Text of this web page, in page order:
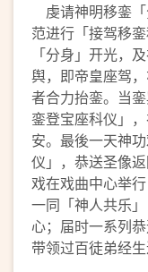
虔请神明移銮
范进行「接驾移
「分身」开光，
舆，即帝皇座驾
者合力抬銮。当
銮登宝座科仪」
安。最後一天神
仪」，恭送圣像
戏在戏曲中心举
一同「神人共乐
心；届时一系列
带领过百徒弟经生